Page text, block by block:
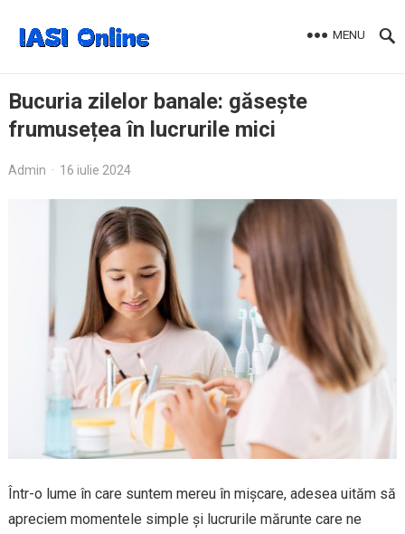
MENU
Bucuria zilelor banale: găsește
frumusețea în lucrurile mici
Admin · 16 iulie 2024
Într-o lume în care suntem mereu în mișcare, adesea uităm să
apreciem momentele simple și lucrurile mărunte care ne